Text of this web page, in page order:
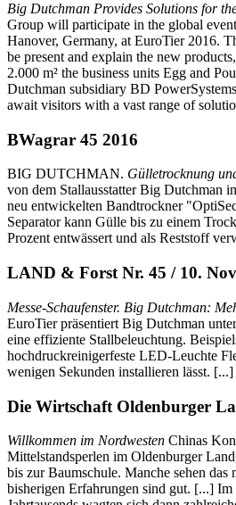
Big Dutchman Provides Solutions for
Group will participate in the global
Hanover, Germany, at EuroTier 2016.
be present and explain the new
2.000 m² the business units Egg and
Dutchman subsidiary BD
await visitors with a vast range of
BWagrar 45 2016
BIG DUTCHMAN. Gülletrocknung
von dem Stallausstatter Big Dutchman
neu entwickelten Bandtrockner
Separator kann Gülle bis zu einem
Prozent entwässert und als Reststoff
LAND & Forst Nr. 45 / 10.
Messe-Schaufenster. Big Dutchman:
EuroTier präsentiert Big Dutchman
eine effiziente Stallbeleuchtung.
hochdruckreinigerfeste LED-Leuchte
wenigen Sekunden installieren lässt. [...]
Die Wirtschaft Oldenburger
Willkommen im Nordwesten Chinas
Mittelstandsperlen im Oldenburger
bis zur Baumschule. Manche sehen das
bisherigen Erfahrungen sind gut. [...] Im